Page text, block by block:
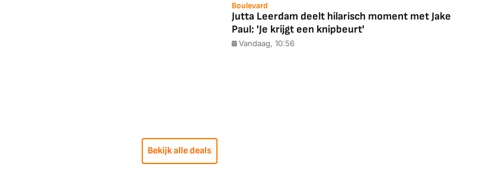
Bekijk alle deals
Boulevard
Jutta Leerdam deelt hilarisch moment met Jake
Paul: 'Je krijgt een knipbeurt'
Vandaag, 10:56